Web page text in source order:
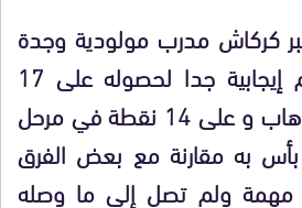
كركاش مدرب مولودية وجدة
حصيلة هذا الموسم إيجابية جدا لحصوله على 17
نقطة في مرحلة الذهاب و على 14 نقطة في مرحل
به مقارنة مع بعض الفرق
مهمة ولم تصل إلى ما وصله